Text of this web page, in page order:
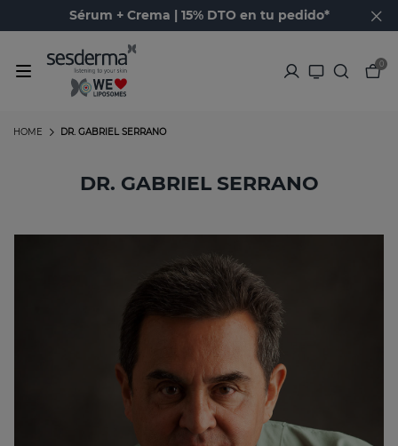
Sérum + Crema | 15% DTO en tu pedido*
0
DR. GABRIEL SERRANO
HOME
DR. GABRIEL SERRANO